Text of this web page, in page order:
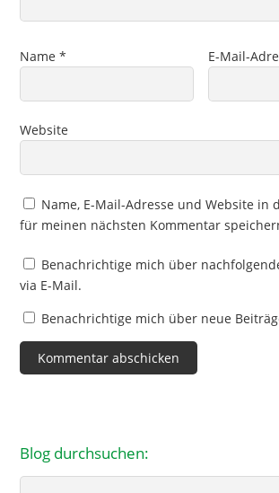
Name* E-Mail-
Website
Name, E-Mail-Adresse und Website in
für meinen nächsten Kommentar
Benachrichtige mich über
via E-Mail.
Benachrichtige mich über neue
Blog durchsuchen: